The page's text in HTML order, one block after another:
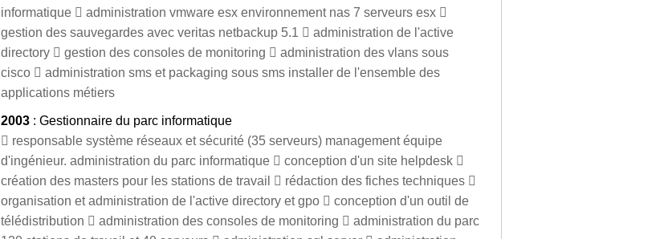
informatique  administration vmware esx environnement nas 7 serveurs esx 
gestion des sauvegardes avec veritas netbackup 5.1  administration de l'active
directory  gestion des consoles de monitoring  administration des vlans sous
cisco  administration sms et packaging sous sms installer de l'ensemble des
applications métiers
2003 : Gestionnaire du parc informatique
 responsable système réseaux et sécurité (35 serveurs) management équipe
d'ingénieur. administration du parc informatique  conception d'un site helpdesk 
création des masters pour les stations de travail  rédaction des fiches techniques 
organisation et administration de l'active directory et gpo  conception d'un outil de
télédistribution  administration des consoles de monitoring  administration du parc